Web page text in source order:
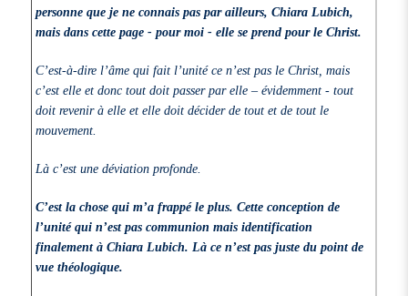
personne que je ne connais pas par ailleurs, Chiara Lubich,
mais dans cette page - pour moi - elle se prend pour le Christ.
C’est-à-dire l’âme qui fait l’unité ce n’est pas le Christ, mais
c’est elle et donc tout doit passer par elle – évidemment - tout
doit revenir à elle et elle doit décider de tout et de tout le
mouvement.
Là c’est une déviation profonde.
C’est la chose qui m’a frappé le plus. Cette conception de
l’unité qui n’est pas communion mais identification
finalement à Chiara Lubich. Là ce n’est pas juste du point de
vue théologique.